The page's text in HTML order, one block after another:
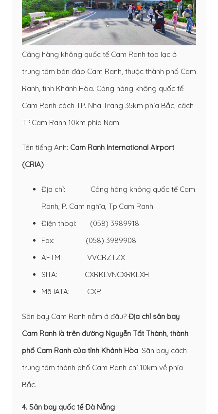
Cảng hàng không quốc tế Cam Ranh tọa lạc ở
trung tâm bán đảo Cam Ranh, thuộc thành phố Cam
Ranh, tỉnh Khánh Hòa. Cảng hàng không quốc tế
Cam Ranh cách TP. Nha Trang 35km phía Bắc, cách
TP.Cam Ranh 10km phía Nam.
Tên tiếng Anh: Cam Ranh International Airport
(CRIA)
Địa chỉ: Cảng hàng không quốc tế Cam
Ranh, P. Cam nghĩa, Tp.Cam Ranh
Điện thoại: (058) 3989918
Fax: (058) 3989908
AFTM: VVCRZTZX
SITA: CXRKLVNCXRKLXH
Mã IATA: CXR
Sân bay Cam Ranh nằm ở đâu? Địa chỉ sân bay
Cam Ranh là trên đường Nguyễn Tất Thành, thành
phố Cam Ranh của tỉnh Khánh Hòa. Sân bay cách
trung tâm thành phố Cam Ranh chỉ 10km về phía
Bắc.
4. Sân bay quốc tế Đà Nẵng